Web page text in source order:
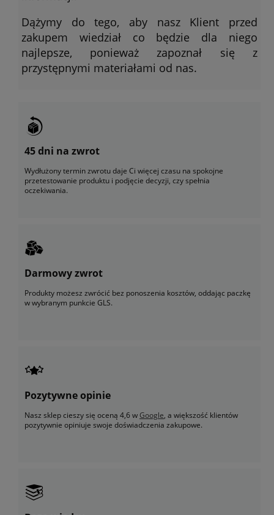
Dążymy do tego, aby nasz Klient przed
zakupem wiedział co będzie dla niego
najlepsze, ponieważ zapoznał się z
przystępnymi materiałami od nas.
45 dni na zwrot
Wydłużony termin zwrotu daje Ci więcej czasu na spokojne
przetestowanie produktu i podjęcie decyzji, czy spełnia
oczekiwania.
Darmowy zwrot
Produkty możesz zwrócić bez ponoszenia kosztów, oddając paczkę
w wybranym punkcie GLS.
Pozytywne opinie
Nasz sklep cieszy się oceną 4,6 wGoogle, a większość klientów
pozytywnie opiniuje swoje doświadczenia zakupowe.